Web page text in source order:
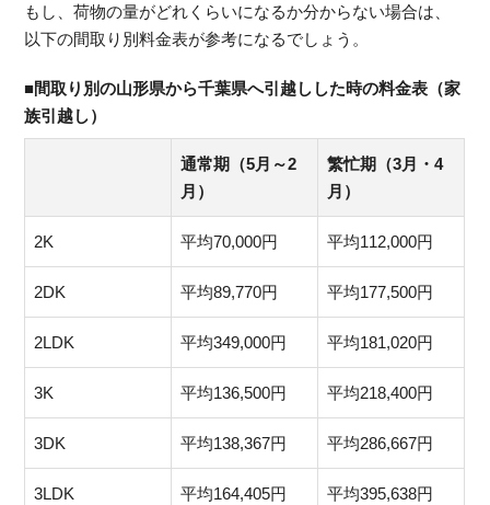
もし、荷物の量がどれくらいになるか分からない場合は、
以下の間取り別料金表が参考になるでしょう。
■間取り別の山形県から千葉県へ引越しした時の料金表（家
族引越し）
通常期（5月～2
月）
繁忙期（3月・4
月）
2K 平均70,000円 平均112,000円
2DK 平均89,770円 平均177,500円
2LDK 平均349,000円 平均181,020円
3K 平均136,500円 平均218,400円
3DK 平均138,367円 平均286,667円
3LDK 平均164,405円 平均395,638円